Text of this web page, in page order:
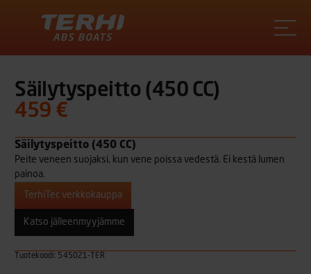
Säilytyspeitto (450 CC)
459 €
Säilytyspeitto (450 CC)
Peite veneen suojaksi, kun vene poissa vedestä. Ei kestä lumen
painoa.
TerhiTec verkkokauppa
Katso jälleenmyyjämme
Tuotekoodi: 545021-TER